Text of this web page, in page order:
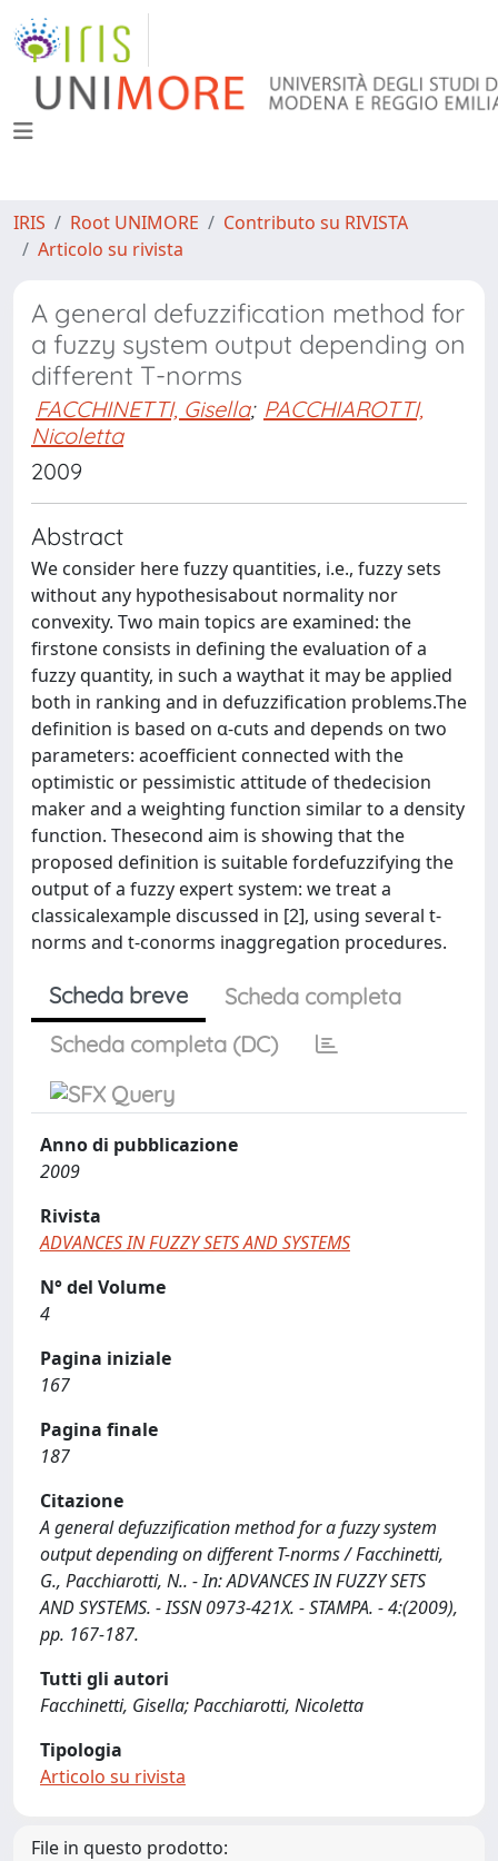
IRIS Root UNIMORE
Contributo su RIVISTA
Articolo su rivista
A general defuzzification method for
a fuzzy system output depending on
different T-norms
FACCHINETTI, Gisella; PACCHIAROTTI,
Nicoletta
2009
Abstract
We consider here fuzzy quantities, i.e., fuzzy sets
without any hypothesisabout normality nor
convexity. Two main topics are examined: the
firstone consists in defining the evaluation of a
fuzzy quantity, in such a waythat it may be applied
both in ranking and in defuzzification problems.The
definition is based on α-cuts and depends on two
parameters: acoefficient connected with the
optimistic or pessimistic attitude of thedecision
maker and a weighting function similar to a density
function. Thesecond aim is showing that the
proposed definition is suitable fordefuzzifying the
output of a fuzzy expert system: we treat a
classicalexample discussed in [2], using several t-
norms and t-conorms inaggregation procedures.
Scheda breve
Scheda completa
Scheda completa (DC)
Anno di pubblicazione
2009
Rivista
ADVANCES IN FUZZY SETS AND SYSTEMS
N° del Volume
4
Pagina iniziale
167
Pagina finale
187
Citazione
A general defuzzification method for a fuzzy system
output depending on different T-norms / Facchinetti,
G., Pacchiarotti, N.. - In: ADVANCES IN FUZZY SETS
AND SYSTEMS. - ISSN 0973-421X. - STAMPA. - 4:(2009),
pp. 167-187.
Tutti gli autori
Facchinetti, Gisella; Pacchiarotti, Nicoletta
Tipologia
Articolo su rivista
File in questo prodotto: